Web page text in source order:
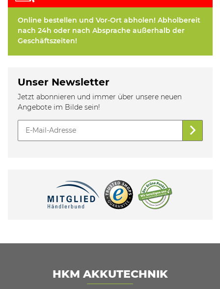
Online bestellen und Vor-Ort abholen! Abholbereit
nach 24h oder nach Absprache außerhalb der
Geschäftszeiten!
Unser Newsletter
Jetzt abonnieren und immer über unsere neuen
Angebote im Bilde sein!
HKM AKKUTECHNIK